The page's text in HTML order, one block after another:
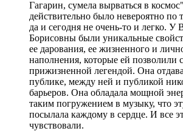
Гагарин, сумела вырваться в
действительно было невероятно по
да и сегодня не очень-то и легко. У
Борисовны были уникальные
ее дарования, ее жизненного и
наполнения, которые ей позволили
прижизненной легендой. Она
публике, между ней и публикой
барьеров. Она обладала мощной
таким погружением в музыку, что
посылала каждому в сердце. И все
чувствовали.